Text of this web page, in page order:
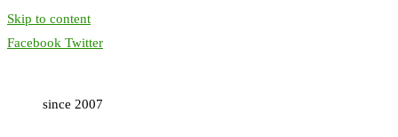
Skip to content
Facebook Twitter
since 2007